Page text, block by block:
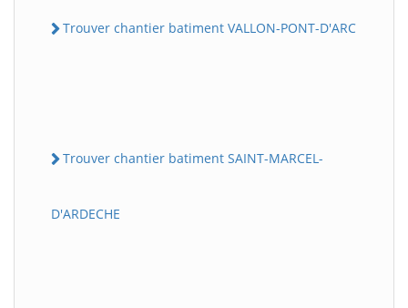
Trouver chantier batiment VALLON-PONT-D'ARC
Trouver chantier batiment SAINT-MARCEL-
D'ARDECHE